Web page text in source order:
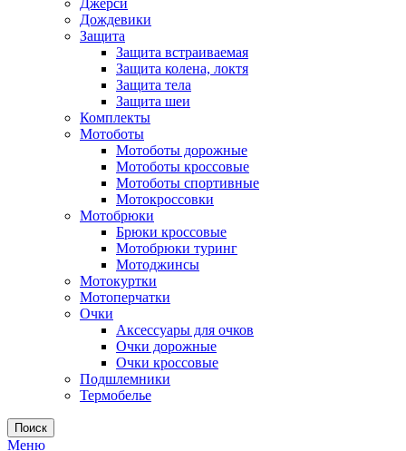
Джерси
Дождевики
Защита
Защита встраиваемая
Защита колена, локтя
Защита тела
Защита шеи
Комплекты
Мотоботы
Мотоботы дорожные
Мотоботы кроссовые
Мотоботы спортивные
Мотокроссовки
Мотобрюки
Брюки кроссовые
Мотобрюки туринг
Мотоджинсы
Мотокуртки
Мотоперчатки
Очки
Аксессуары для очков
Очки дорожные
Очки кроссовые
Подшлемники
Термобелье
Поиск
Меню